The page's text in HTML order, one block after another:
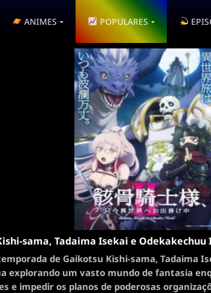
ANIMES POPULARES
sama, Tadaima Isekai e Odekakechuu
de Gaikotsu Kishi-sama, Tadaima
explorando um vasto mundo de fantasia
e impedir os planos de poderosas